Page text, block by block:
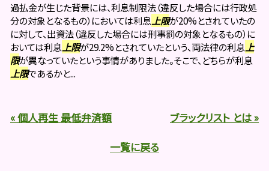
過払金が生じた背景には、利息制限法（違反した場合には行政処
分の対象となるもの）においては利息上限が20%とされていたの
に対して、出資法（違反した場合には刑事罰の対象となるもの）に
おいては利息上限が29.2%とされていたという、両法律の利息上
限が異なっていたという事情がありました。そこで、どちらが利息
上限であるかと...
« 個人再生 最低弁済額
ブラックリスト とは »
一覧に戻る